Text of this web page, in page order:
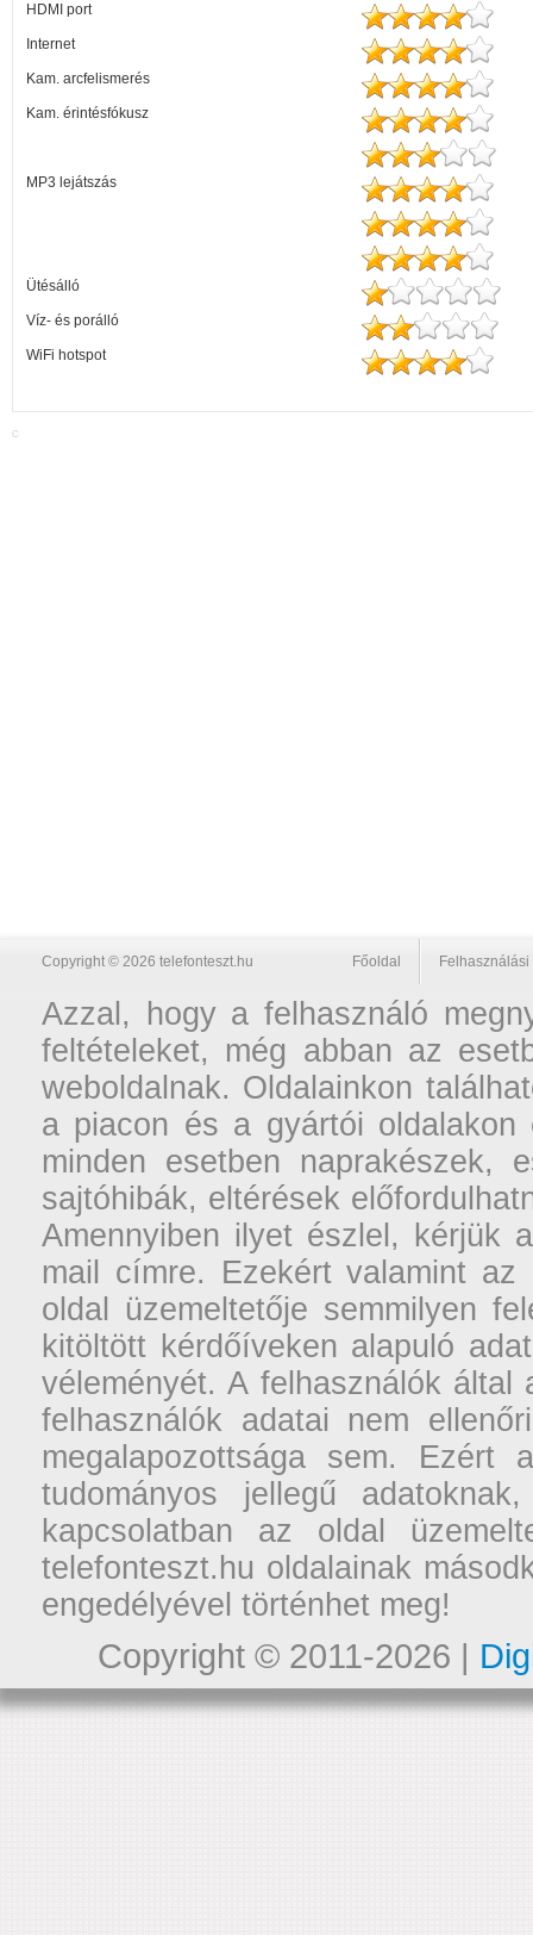
HDMI port
Internet
Kam. arcfelismerés
Kam. érintésfókusz
MP3 lejátszás
Ütésálló
Víz- és porálló
WiFi hotspot
C
Copyright © 2026 telefonteszt.hu Főoldal
Azzal, hogy a felhasználó
feltételeket, még abban az
weboldalnak. Oldalainkon
a piacon és a gyártói oldalakon
minden esetben naprakészek,
sajtóhibák, eltérések
Amennyiben ilyet észlel, kérjük
mail címre. Ezekért valamint
oldal üzemeltetője semmilyen
kitöltött kérdőíveken alapuló
véleményét. A felhasználók
felhasználók adatai nem
megalapozottsága sem. Ezért
tudományos jellegű
kapcsolatban az oldal
telefonteszt.hu oldalainak
engedélyével történhet meg!
Copyright © 2011-2026 |